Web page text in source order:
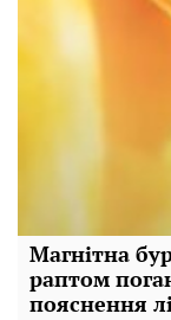
Магнітна
раптом
пояснення